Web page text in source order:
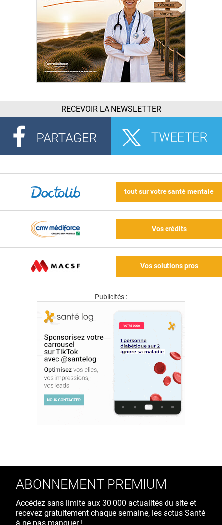
RECEVOIR LA NEWSLETTER
tout sur votre santé mentale
Vos crédits
Vos solutions pros
Publicités :
ABONNEMENT PREMIUM
Accédez sans limite aux 30 000 actualités du site et
recevez gratuitement chaque semaine, les actus Santé
à ne pas manquer !